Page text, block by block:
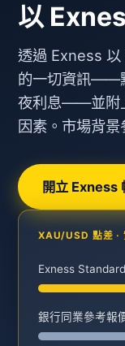
以
透過 Exness 以
的一切資訊——
夜利息——並附
因素。市場背景
開立 Exness
XAU/USD 點差 ·
Exness Standard
銀行同業參考報